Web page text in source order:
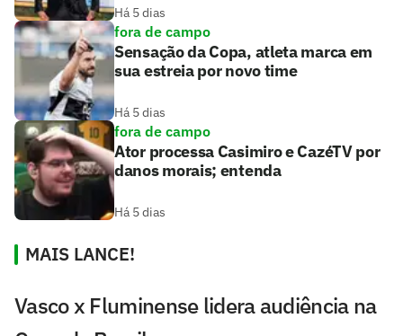
Há 5 dias
fora de campo
Sensação da Copa, atleta marca em
sua estreia por novo time
Há 5 dias
fora de campo
Ator processa Casimiro e CazéTV por
danos morais; entenda
Há 5 dias
MAIS LANCE!
Vasco x Fluminense lidera audiência na